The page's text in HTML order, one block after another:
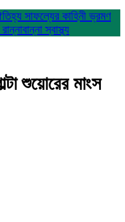
সাফল্যের কাহিনীভ্রমণ
রান্নাবান্নাস্বাস্থ্য
শুয়োরের মাংস